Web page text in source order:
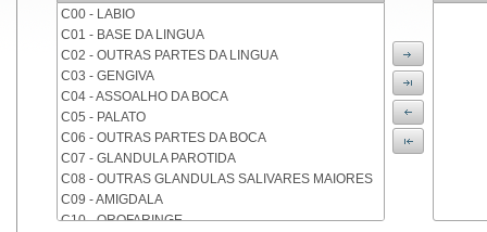
C00 - LABIO
C01 - BASE DA LINGUA
C02 - OUTRAS PARTES DA LINGUA
C03 - GENGIVA
C04 - ASSOALHO DA BOCA
C05 - PALATO
C06 - OUTRAS PARTES DA BOCA
C07 - GLANDULA PAROTIDA
C08 - OUTRAS GLANDULAS SALIVARES MAIORES
C09 - AMIGDALA
C10 - OROFARINGE